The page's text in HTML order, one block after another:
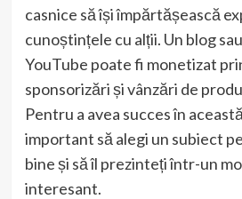
casnice să își împărtășească
cunoștințele cu alții. Un blog
YouTube poate fi monetizat
sponsorizări și vânzări de
Pentru a avea succes în
important să alegi un subiect
bine și să îl prezinteți într-un
interesant.